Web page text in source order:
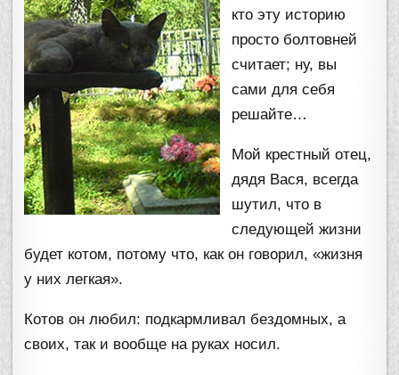
кто эту историю
просто болтовней
считает; ну, вы
сами для себя
решайте…
Мой крестный отец,
дядя Вася, всегда
шутил, что в
следующей жизни
будет котом, потому что, как он говорил, «жизня
у них легкая».
Котов он любил: подкармливал бездомных, а
своих, так и вообще на руках носил.